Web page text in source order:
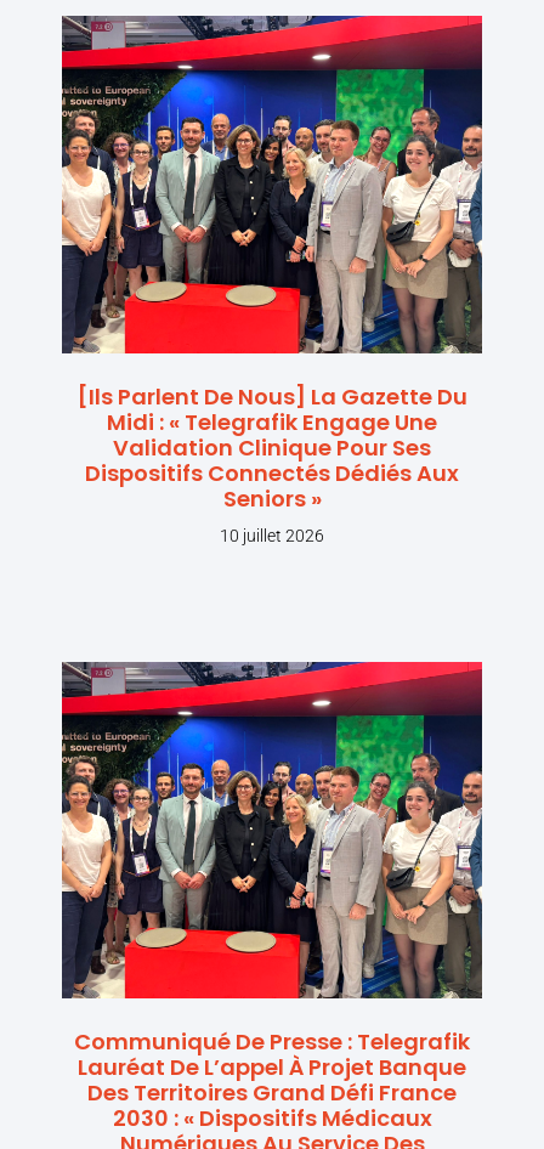
[Ils Parlent De Nous] La Gazette Du
Midi : « Telegrafik Engage Une
Validation Clinique Pour Ses
Dispositifs Connectés Dédiés Aux
Seniors »
10 juillet 2026
Communiqué De Presse : Telegrafik
Lauréat De L’appel À Projet Banque
Des Territoires Grand Défi France
2030 : « Dispositifs Médicaux